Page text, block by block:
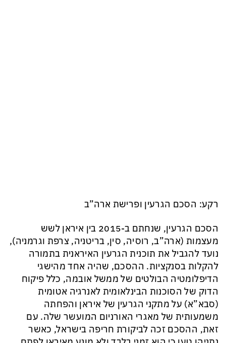
רקע: הסכם הגרעין ופרישת ארה”ב
הסכם הגרעין, שנחתם ב-2015 בין איראן לשש
מעצמות (ארה”ב, רוסיה, סין, בריטניה, צרפת וגרמניה),
נועד להגביל את תוכנית הגרעין האיראנית בתמורה
להקלות בסנקציות. ההסכם, שהיה אחד מהישגי
הדיפלומטיה הבולטים של ממשל אובמה, כלל פיקוח
הדוק של הסוכנות הבינלאומית לאנרגיה אטומית
(סבא”א) על מתקני הגרעין של איראן והפחתה
משמעותית של מאגרי האורניום המועשר שלה. עם
זאת, ההסכם זכה לביקורת חריפה בישראל, כאשר